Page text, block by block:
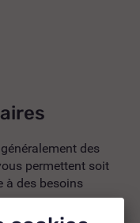
des
permettent soit
à des besoins